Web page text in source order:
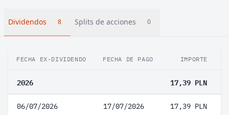
Dividendos 8 Splits de acciones 0
FECHA EX-DIVIDENDO FECHA DE PAGO IMPORTE
2026 17,39 PLN
06/07/2026 17/07/2026 17,39 PLN